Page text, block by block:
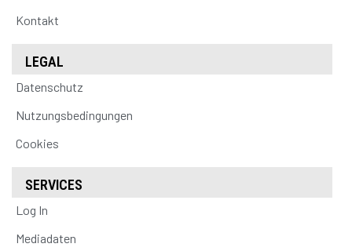
Kontakt
LEGAL
Datenschutz
Nutzungsbedingungen
Cookies
SERVICES
Log In
Mediadaten